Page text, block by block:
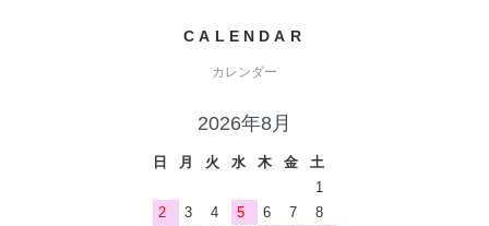
CALENDAR
カレンダー
2026年8月
日 月 火 水 木 金
土
1
2
3 4 5 6 7
8